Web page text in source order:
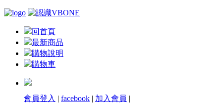
回首頁
最新商品
購物說明
購物車
會員登入 | facebook | 加入會員 |